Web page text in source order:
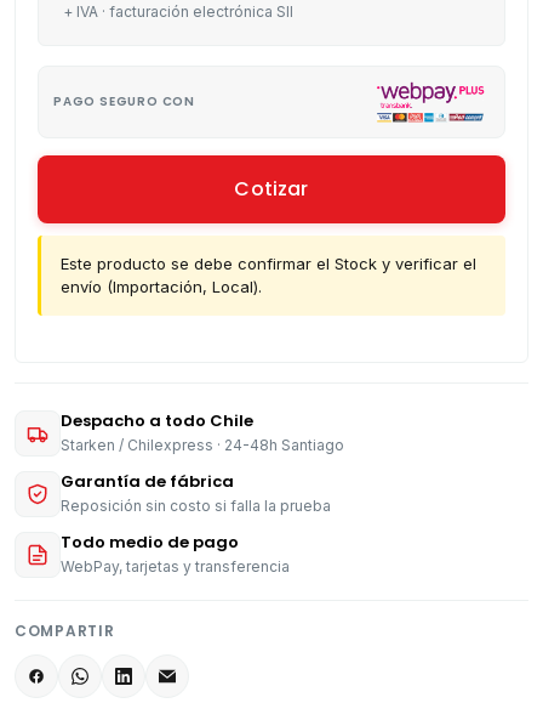
+ IVA · facturación electrónica SII
PAGO SEGURO CON
Cotizar
Este producto se debe confirmar el Stock y verificar el
envío (Importación, Local).
Despacho a todo Chile
Starken / Chilexpress · 24-48h Santiago
Garantía de fábrica
Reposición sin costo si falla la prueba
Todo medio de pago
WebPay, tarjetas y transferencia
COMPARTIR